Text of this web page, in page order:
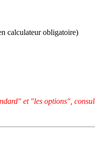
calculateur obligatoire)
et "les options",